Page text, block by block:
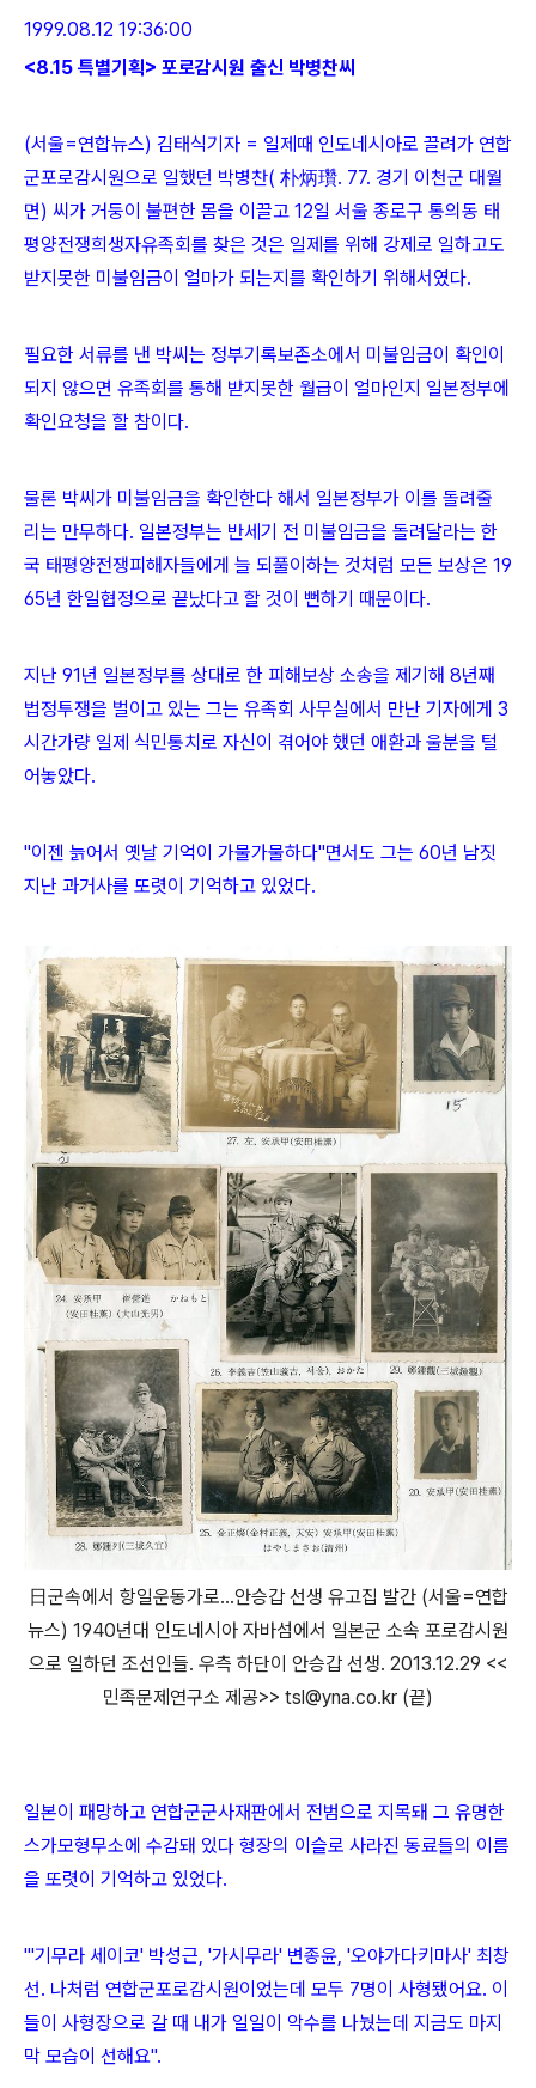
1999.08.12 19:36:00
<8.15 특별기획> 포로감시원 출신 박병찬씨
(서울=연합뉴스) 김태식기자 = 일제때 인도네시아로 끌려가 연합
군포로감시원으로 일했던 박병찬( 朴炳瓚. 77. 경기 이천군 대월
면) 씨가 거둥이 불편한 몸을 이끌고 12일 서울 종로구 통의동 태
평양전쟁희생자유족회를 찾은 것은 일제를 위해 강제로 일하고도
받지못한 미불임금이 얼마가 되는지를 확인하기 위해서였다.
필요한 서류를 낸 박씨는 정부기록보존소에서 미불임금이 확인이
되지 않으면 유족회를 통해 받지못한 월급이 얼마인지 일본정부에
확인요청을 할 참이다.
물론 박씨가 미불임금을 확인한다 해서 일본정부가 이를 돌려줄
리는 만무하다. 일본정부는 반세기 전 미불임금을 돌려달라는 한
국 태평양전쟁피해자들에게 늘 되풀이하는 것처럼 모든 보상은 19
65년 한일협정으로 끝났다고 할 것이 뻔하기 때문이다.
지난 91년 일본정부를 상대로 한 피해보상 소송을 제기해 8년째
법정투쟁을 벌이고 있는 그는 유족회 사무실에서 만난 기자에게 3
시간가량 일제 식민통치로 자신이 겪어야 했던 애환과 울분을 털
어놓았다.
"이젠 늙어서 옛날 기억이 가물가물하다"면서도 그는 60년 남짓
지난 과거사를 또렷이 기억하고 있었다.
日군속에서 항일운동가로…안승갑 선생 유고집 발간 (서울=연합
뉴스) 1940년대 인도네시아 자바섬에서 일본군 소속 포로감시원
으로 일하던 조선인들. 우측 하단이 안승갑 선생. 2013.12.29 <<
민족문제연구소 제공>> tsl@yna.co.kr (끝)
일본이 패망하고 연합군군사재판에서 전범으로 지목돼 그 유명한
스가모형무소에 수감돼 있다 형장의 이슬로 사라진 동료들의 이름
을 또렷이 기억하고 있었다.
"'기무라 세이코' 박성근, '가시무라' 변종윤, '오야가다키마사' 최창
선. 나처럼 연합군포로감시원이었는데 모두 7명이 사형됐어요. 이
들이 사형장으로 갈 때 내가 일일이 악수를 나눴는데 지금도 마지
막 모습이 선해요".